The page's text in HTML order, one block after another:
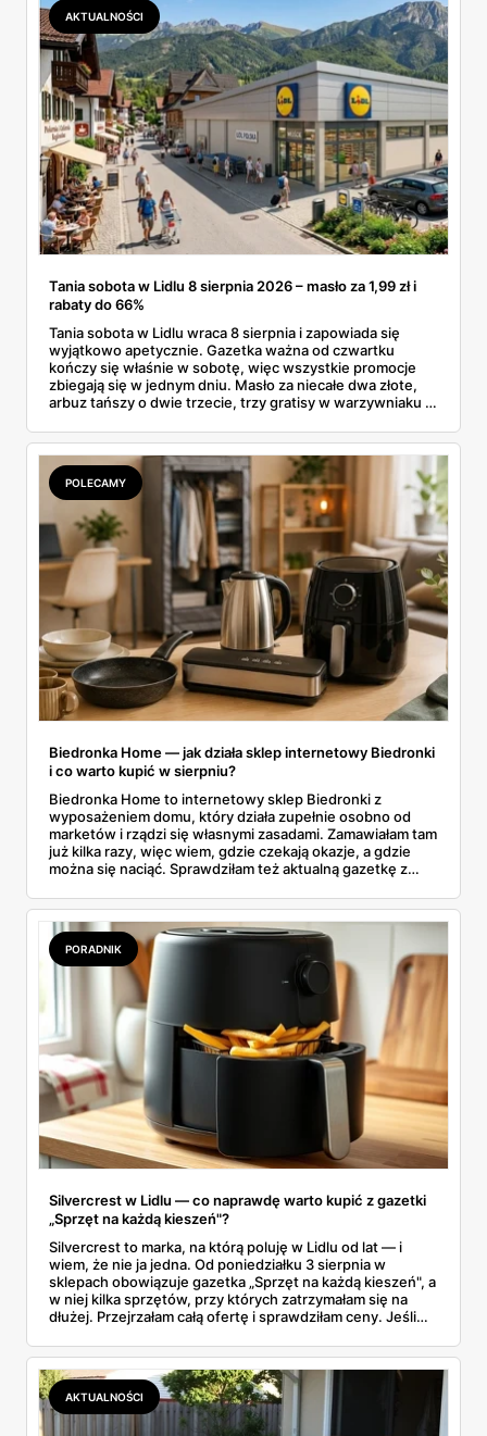
AKTUALNOŚCI
Tania sobota w Lidlu 8 sierpnia 2026 – masło za 1,99 zł i
rabaty do 66%
Tania sobota w Lidlu wraca 8 sierpnia i zapowiada się
wyjątkowo apetycznie. Gazetka ważna od czwartku
kończy się właśnie w sobotę, więc wszystkie promocje
zbiegają się w jednym dniu. Masło za niecałe dwa złote,
arbuz tańszy o dwie trzecie, trzy gratisy w warzywniaku i
całą sobotnią gazetkę Lidla strona po stronie i wybrałam
to, co naprawdę się opłaca.
POLECAMY
Biedronka Home — jak działa sklep internetowy Biedronki
i co warto kupić w sierpniu?
Biedronka Home to internetowy sklep Biedronki z
wyposażeniem domu, który działa zupełnie osobno od
marketów i rządzi się własnymi zasadami. Zamawiałam tam
już kilka razy, więc wiem, gdzie czekają okazje, a gdzie
można się naciąć. Sprawdziłam też aktualną gazetkę z
wszystko w jednym miejscu: jak zamawiać, ile trwa zwrot,
jakie kody rabatowe działają w sierpniu i które produkty
faktycznie warto włożyć do koszyka.
PORADNIK
Silvercrest w Lidlu — co naprawdę warto kupić z gazetki
„Sprzęt na każdą kieszeń"?
Silvercrest to marka, na którą poluję w Lidlu od lat — i
wiem, że nie ja jedna. Od poniedziałku 3 sierpnia w
sklepach obowiązuje gazetka „Sprzęt na każdą kieszeń", a
w niej kilka sprzętów, przy których zatrzymałam się na
dłużej. Przejrzałam całą ofertę i sprawdziłam ceny. Jeśli
faktycznie okazja — poniżej znajdziecie odpowiedź.
Uwaga: promocja trwa tylko do 8 sierpnia.
AKTUALNOŚCI